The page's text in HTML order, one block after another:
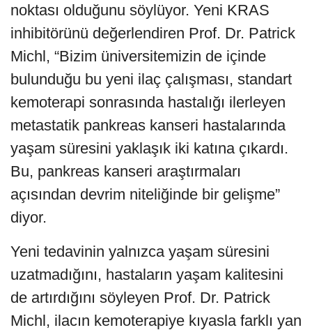
noktası olduğunu söylüyor. Yeni KRAS
inhibitörünü değerlendiren Prof. Dr. Patrick
Michl, “Bizim üniversitemizin de içinde
bulunduğu bu yeni ilaç çalışması, standart
kemoterapi sonrasında hastalığı ilerleyen
metastatik pankreas kanseri hastalarında
yaşam süresini yaklaşık iki katına çıkardı.
Bu, pankreas kanseri araştırmaları
açısından devrim niteliğinde bir gelişme”
diyor.
Yeni tedavinin yalnızca yaşam süresini
uzatmadığını, hastaların yaşam kalitesini
de artırdığını söyleyen Prof. Dr. Patrick
Michl, ilacın kemoterapiye kıyasla farklı yan